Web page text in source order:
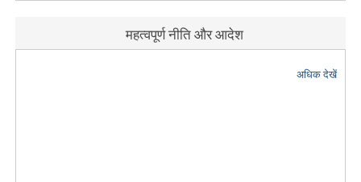
महत्वपूर्ण नीति और आदेश
अधिक देखें